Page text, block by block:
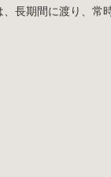
長期間に渡り、